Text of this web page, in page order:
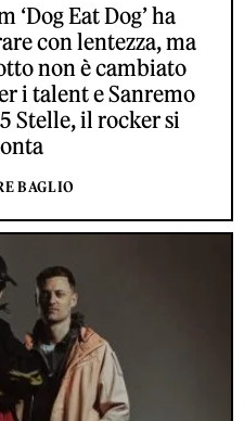
Eat Dog’ ha
con lentezza, ma
non è cambiato
i talent e Sanremo
Stelle, il rocker si
BAGLIO